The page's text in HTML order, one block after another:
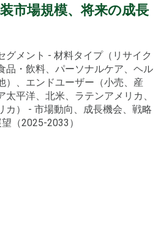
市場規模、将来の成長
グメント - 材料タイプ（リサイク
品・飲料、パーソナルケア、ヘル
）、エンドユーザー（小売、産
平洋、北米、ラテンアメリカ、
カ） - 市場動向、成長機会、戦略
（2025-2033）